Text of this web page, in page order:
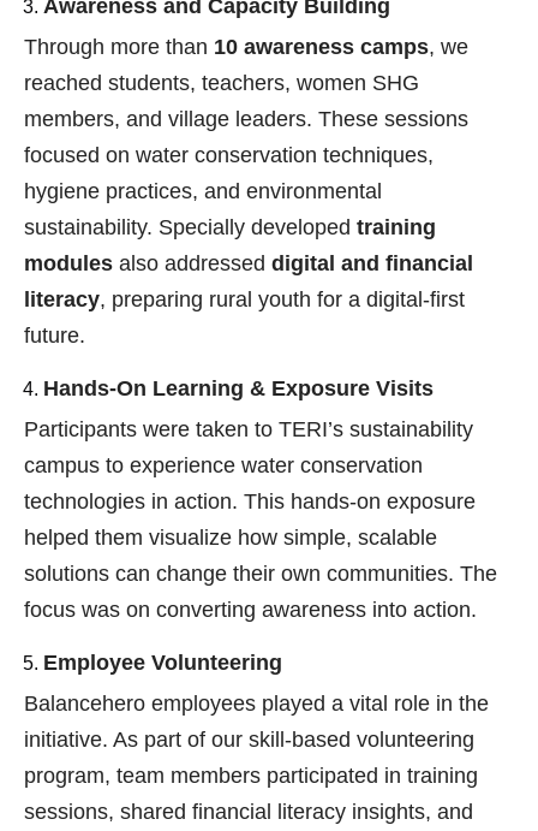
Awareness and Capacity Building
Through more than 10 awareness camps, we
reached students, teachers, women SHG
members, and village leaders. These sessions
focused on water conservation techniques,
hygiene practices, and environmental
sustainability. Specially developed training
modules also addressed digital and financial
literacy, preparing rural youth for a digital-first
future.
Hands-On Learning & Exposure Visits
Participants were taken to TERI’s sustainability
campus to experience water conservation
technologies in action. This hands-on exposure
helped them visualize how simple, scalable
solutions can change their own communities. The
focus was on converting awareness into action.
Employee Volunteering
Balancehero employees played a vital role in the
initiative. As part of our skill-based volunteering
program, team members participated in training
sessions, shared financial literacy insights, and